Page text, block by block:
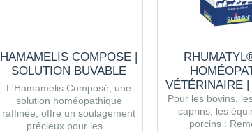
HAMAMELIS COMPOSE |
SOLUTION BUVABLE
L'Hamamelis Composé, une
solution homéopathique
raffinée, offre un soulagement
précieux pour les...
VÉTÉRINAIRE
Pour les bovins,
caprins, les
porcins :